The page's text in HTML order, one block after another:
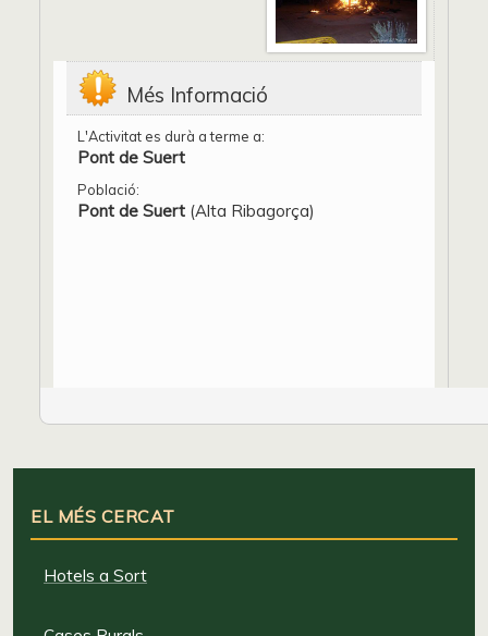
Més Informació
L'Activitat es durà a terme a:
Pont de Suert
Població:
Pont de Suert (Alta Ribagorça)
EL MÉS CERCAT
Hotels a Sort